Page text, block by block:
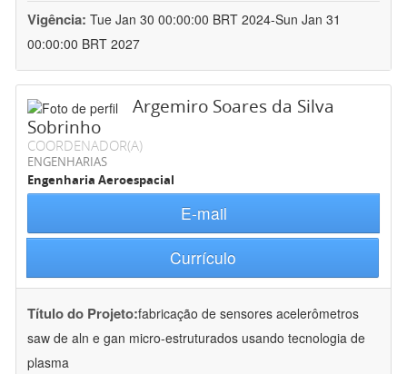
Vigência: Tue Jan 30 00:00:00 BRT 2024-Sun Jan 31
00:00:00 BRT 2027
Argemiro Soares da Silva
Sobrinho
COORDENADOR(A)
ENGENHARIAS
Engenharia Aeroespacial
E-mail
Currículo
Título do Projeto:fabricação de sensores acelerômetros
saw de aln e gan micro-estruturados usando tecnologia de
plasma